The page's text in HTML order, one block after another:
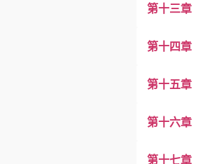
第十二章－１
第十三章
第十四章
第十五章
第十六章
第十七章